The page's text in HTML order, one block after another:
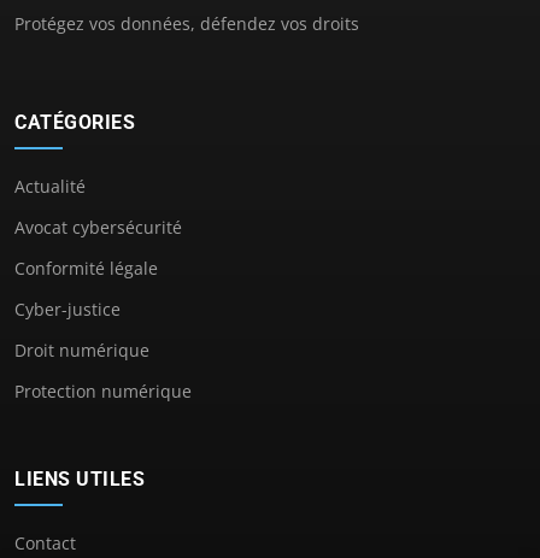
Protégez vos données, défendez vos droits
CATÉGORIES
Actualité
Avocat cybersécurité
Conformité légale
Cyber-justice
Droit numérique
Protection numérique
LIENS UTILES
Contact